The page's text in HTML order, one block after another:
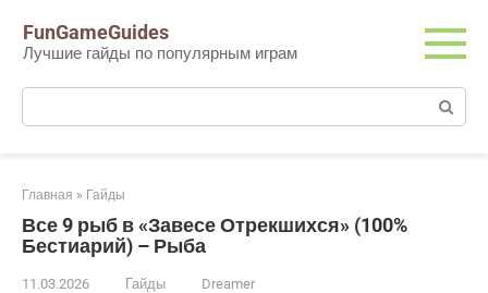
контенту
FunGameGuides
Лучшие гайды по популярным играм
Поиск:
Главная » Гайды
Все 9 рыб в «Завесе Отрекшихся» (100%
Бестиарий) – Рыба
11.03.2026 Гайды Dreamer